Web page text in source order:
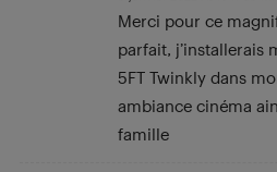
Merci pour ce
parfait, j’installerais
5FT Twinkly dans
ambiance cinéma
famille